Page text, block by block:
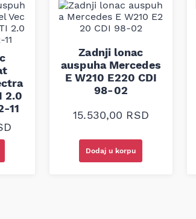
po broju šasije
2.0
11
Zadnji lonac
auspuha Mercedes
E W210 E220 CDI
98-02
15.530,00 RSD
Dodaj u korpu